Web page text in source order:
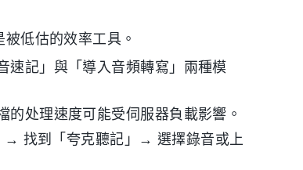
低估的效率工具。
速記」與「導入音頻轉寫」兩種模
的处理速度可能受伺服器負載影響。
找到「夸克聽記」→ 選擇錄音或上